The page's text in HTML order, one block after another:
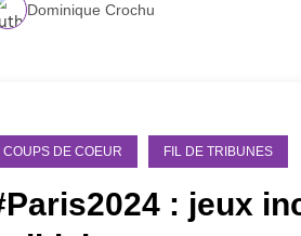
Dominique Crochu
COUPS DE COEUR FIL DE TRIBUNES
: jeux